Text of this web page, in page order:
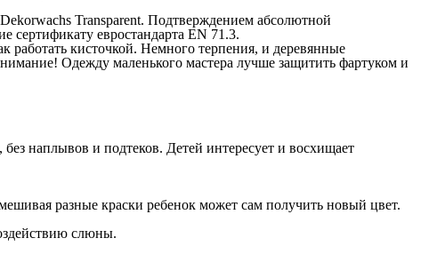
Transparent. Подтверждением абсолютной
сертификату евростандарта EN 71.3.
работать кисточкой. Немного терпения, и деревянные
Одежду маленького мастера лучше защитить фартуком и
наплывов и подтеков. Детей интересует и восхищает
разные краски ребенок может сам получить новый цвет.
слюны.